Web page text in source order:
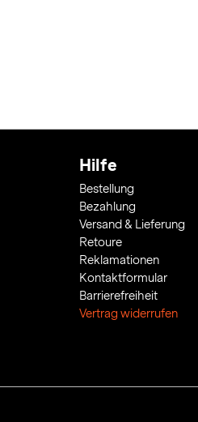
Hilfe
Bestellung
Bezahlung
Versand & Lieferung
Retoure
Reklamationen
Kontaktformular
Barrierefreiheit
Vertrag widerrufen